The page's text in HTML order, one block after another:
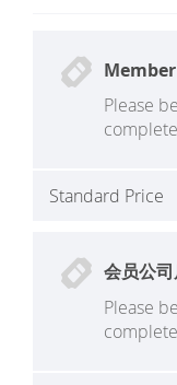
Please
Standard Price
会员公
Please